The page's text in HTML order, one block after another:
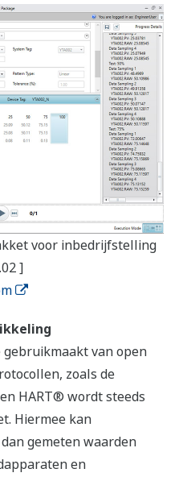
voor inbedrijfstelling
]
van open
zoals de
HART® wordt steeds
Hiermee kan
gemeten waarden
en